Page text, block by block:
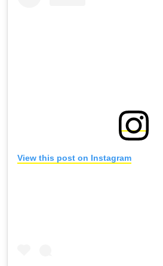
View this post on Instagram